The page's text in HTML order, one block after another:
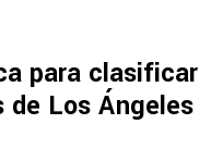
para clasificar
de Los Ángeles